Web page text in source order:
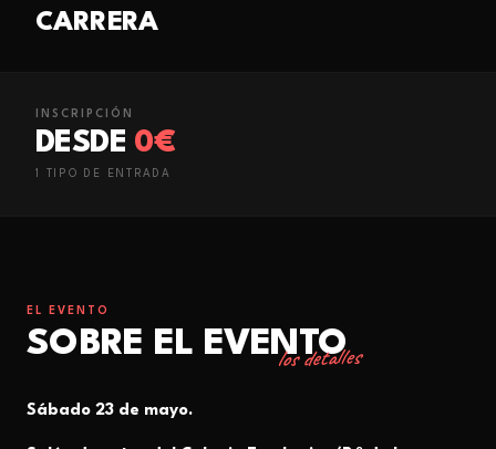
CARRERA
INSCRIPCIÓN
DESDE 0€
1 TIPO DE ENTRADA
EL EVENTO
SOBRE EL EVENTO
los detalles
Sábado 23 de mayo.